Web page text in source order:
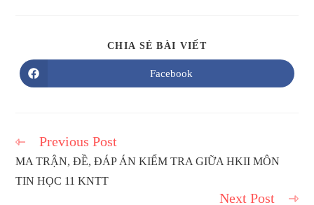
CHIA SẺ BÀI VIẾTSHARE
Opens
in
Facebook
Read
articles
Previous Post
MA TRẬN, ĐỀ, ĐÁP ÁN KIỂM TRA GIỮA HKII MÔN
TIN HỌC 11 KNTT
Next Post